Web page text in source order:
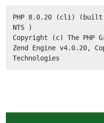
PHP 8.0.20 (cli)
NTS )
Copyright (c) The PHP
Zend Engine v4.0.20,
Technologies